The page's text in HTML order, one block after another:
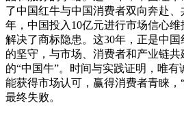
了中国红牛与中国消费者双向奔赴
年，中国投入10亿元进行市场信心
解决了商标隐患。这30年，正是中
的坚守，与市场、消费者和产业链
的“中国牛”。时间与实践证明，唯
能获得市场认可，赢得消费者青睐，
最终失败。